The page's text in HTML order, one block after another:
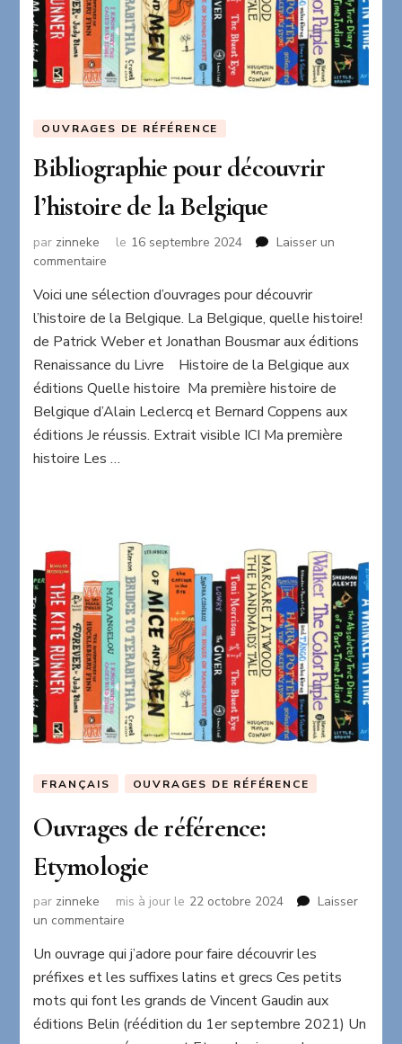
OUVRAGES DE RÉFÉRENCE
Bibliographie pour découvrir
l’histoire de la Belgique
par zinneke le 16 septembre 2024
Laisser un
commentaire
pour
découvrir
l’histoire
la
Belgique
Voici une sélection d’ouvrages pour découvrir
l’histoire de la Belgique. La Belgique, quelle histoire!
de Patrick Weber et Jonathan Bousmar aux éditions
Renaissance du Livre Histoire de la Belgique aux
éditions Quelle histoire Ma première histoire de
Belgique d’Alain Leclercq et Bernard Coppens aux
éditions Je réussis. Extrait visible ICI Ma première
histoire Les …
FRANÇAIS OUVRAGES DE RÉFÉRENCE
Ouvrages de référence:
Etymologie
par zinneke mis à jour le 22 octobre 2024
Laisser
un commentaire
de
référence:
Etymologie
Un ouvrage qui j’adore pour faire découvrir les
préfixes et les suffixes latins et grecs Ces petits
mots qui font les grands de Vincent Gaudin aux
éditions Belin (réédition du 1er septembre 2021) Un